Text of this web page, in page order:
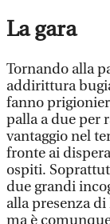
La gara
Tornando alla
addirittura
fanno
palla a due per
vantaggio nel
fronte ai
ospiti.
due grandi
alla presenza
ma è